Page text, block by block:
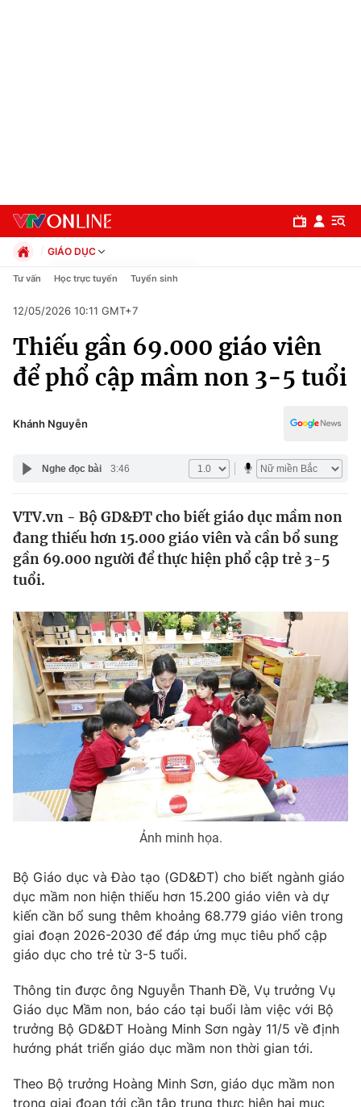
Chuyên mục
Chính trị
Pháp luật
Thế giới
Tin tức
Thế giới đó đây
Câu chuyện quốc tế
Tài chính
Thị trường
Góc doanh nghiệp
Dữ liệu và đời sống
Truyền hình
Phim VTV
Hậu trường
Nhân vật
Khán giả
Điện ảnh
Âm nhạc
Đời sống
Du lịch
Chất lượng cuộc sống
Tuyển sinh
Học trực tuyến
Công nghệ
Hitech Công nghệ tương lai
Sản phẩm
Tư vấn
Giao lưu trực tuyến
Chuyên mục khác
GIÁO DỤC
Chính trị
Pháp luật
Kinh tế
Thể thao
Truyền hình
Y tế
Công nghệ
Tư vấn Học trực tuyến Tuyển sinh
12/05/2026 10:11 GMT+7
Thiếu gần 69.000 giáo viên
để phổ cập mầm non 3-5 tuổi
Khánh Nguyễn
Nghe đọc bài 3:46
VTV.vn - Bộ GD&ĐT cho biết giáo dục mầm non
đang thiếu hơn 15.000 giáo viên và cần bổ sung
gần 69.000 người để thực hiện phổ cập trẻ 3-5
tuổi.
Ảnh minh họa.
Bộ Giáo dục và Đào tạo (GD&ĐT) cho biết ngành giáo
dục mầm non hiện thiếu hơn 15.200 giáo viên và dự
kiến cần bổ sung thêm khoảng 68.779 giáo viên trong
giai đoạn 2026-2030 để đáp ứng mục tiêu phổ cập
giáo dục cho trẻ từ 3-5 tuổi.
Thông tin được ông Nguyễn Thanh Đề, Vụ trưởng Vụ
Giáo dục Mầm non, báo cáo tại buổi làm việc với Bộ
trưởng Bộ GD&ĐT Hoàng Minh Sơn ngày 11/5 về định
hướng phát triển giáo dục mầm non thời gian tới.
Theo Bộ trưởng Hoàng Minh Sơn, giáo dục mầm non
trong giai đoạn tới cần tập trung thực hiện hai mục